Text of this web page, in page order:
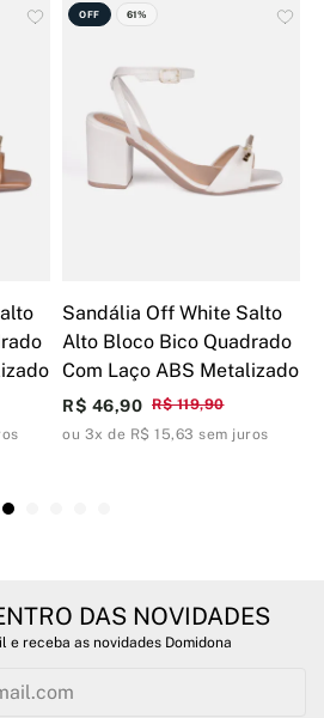
OFF 61%
Sandália Off White Salto
Alto Bloco Bico Quadrado
Com Laço ABS Metalizado
R$ 119,90
R$ 46,90
ou 3x de R$ 15,63 sem juros
DAS NOVIDADES
e receba as novidades Domidona